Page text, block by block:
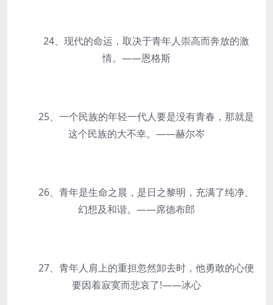
24、现代的命运，取决于青年人崇高而奔放的激
情。——恩格斯
25、一个民族的年轻一代人要是没有青春，那就是
这个民族的大不幸。——赫尔岑
26、青年是生命之晨，是日之黎明，充满了纯净、
幻想及和谐。——席德布郎
27、青年人肩上的重担忽然卸去时，他勇敢的心便
要因着寂寞而悲哀了!——冰心